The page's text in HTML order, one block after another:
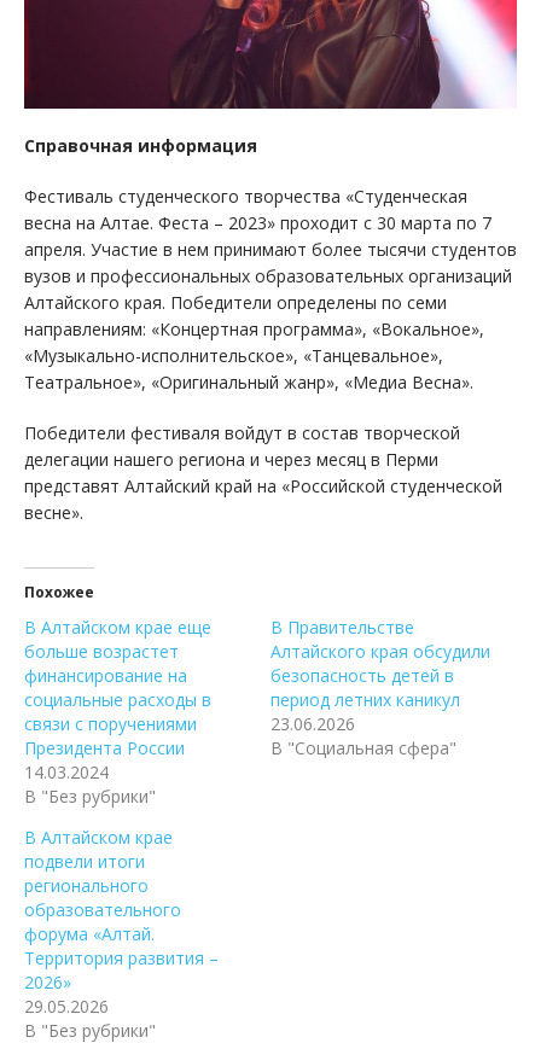
Справочная информация
Фестиваль студенческого творчества «Студенческая
весна на Алтае. Феста – 2023» проходит с 30 марта по 7
апреля. Участие в нем принимают более тысячи студентов
вузов и профессиональных образовательных организаций
Алтайского края. Победители определены по семи
направлениям: «Концертная программа», «Вокальное»,
«Музыкально-исполнительское», «Танцевальное»,
Театральное», «Оригинальный жанр», «Медиа Весна».
Победители фестиваля войдут в состав творческой
делегации нашего региона и через месяц в Перми
представят Алтайский край на «Российской студенческой
весне».
Похожее
В Алтайском крае еще
больше возрастет
финансирование на
социальные расходы в
связи с поручениями
Президента России
14.03.2024
В "Без рубрики"
В Правительстве
Алтайского края обсудили
безопасность детей в
период летних каникул
23.06.2026
В "Социальная сфера"
В Алтайском крае
подвели итоги
регионального
образовательного
форума «Алтай.
Территория развития –
2026»
29.05.2026
В "Без рубрики"